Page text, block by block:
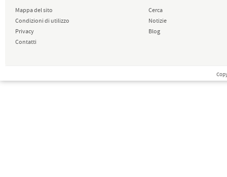
Mappa del sito
Condizioni di utilizzo
Privacy
Contatti
Cerca
Notizie
Blog